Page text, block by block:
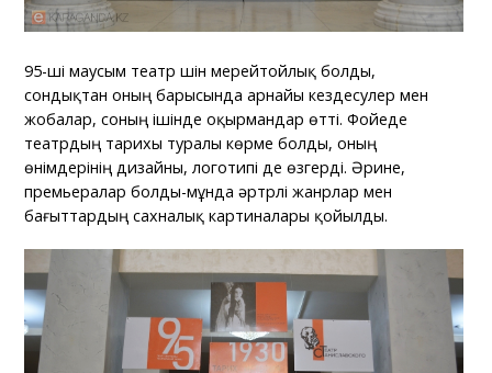
95-ші маусым театр үшін мерейтойлық болды,
сондықтан оның барысында арнайы кездесулер мен
жобалар, соның ішінде оқырмандар өтті. Фойеде
театрдың тарихы туралы көрме болды, оның
өнімдерінің дизайны, логотипі де өзгерді. Әрине,
премьералар болды-мұнда әртүрлі жанрлар мен
бағыттардың сахналық картиналары қойылды.